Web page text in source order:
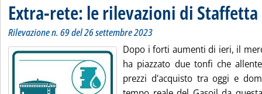
Extra-rete: le rilevazioni di Staffetta
Rilevazione n. 69 del 26 settembre 2023
Dopo i forti aumenti di ieri, il
ha piazzato due tonfi che
prezzi d'acquisto tra oggi e